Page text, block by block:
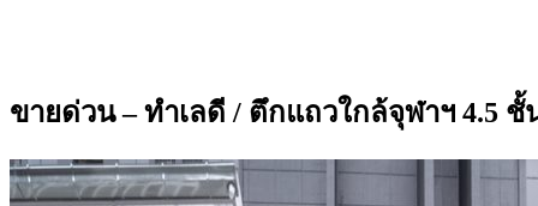
ขายด่วน – ทำเลดี / ตึกแถวใกล้จุฬาฯ 4.5 ชั้